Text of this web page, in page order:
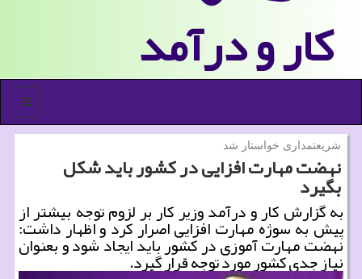
كار و درآمد
منو
شریعتمداری خواستار شد
نهضت مهارت افزایی در كشور باید شكل
بگیرد
به گزارش كار و درآمد وزیر كار بر لزوم توجه بیشتر از
پیش به سوژه مهارت افزایی اصرار كرد و اظهار داشت:
نهضت مهارت آموزی در كشور باید ایجاد شود و بعنوان
نیاز جدی كشور مورد توجه قرار گیرد.